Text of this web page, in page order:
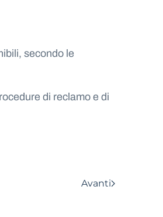
secondo le
di reclamo e di
Avanti